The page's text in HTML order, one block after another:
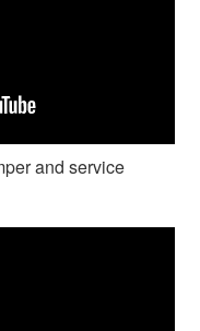
and service